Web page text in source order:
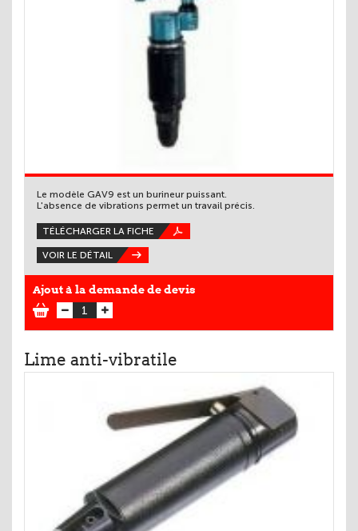
Le modèle GAV9 est un burineur puissant.
L'absence de vibrations permet un travail précis.
TÉLÉCHARGER LA FICHE
VOIR LE DÉTAIL
Ajout à la demande de devis
Lime anti-vibratile